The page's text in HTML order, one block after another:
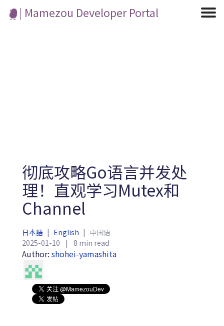
| Mamezou Developer Portal
彻底攻略Go语言并发处
理！直观学习Mutex和
Channel
日本語 | English | 中国语
2025-01-10 | 8 min read
Author: shohei-yamashita